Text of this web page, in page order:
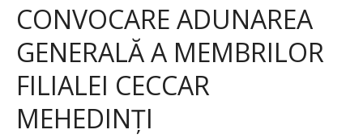
CONVOCARE ADUNAREA
GENERALĂ A MEMBRILOR
FILIALEI CECCAR
MEHEDINȚI